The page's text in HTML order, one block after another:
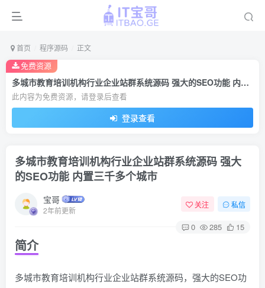
首页 程序源码 正文
多城市教育培训机构行业企业站群系统源码 强大的SEO功能 内置三千多个城市
此内容为免费资源，请登录后查看
登录查看
免费资源
多城市教育培训机构行业企业站群系统源码 强大
的SEO功能 内置三千多个城市
宝哥
2年前更新
关注 私信
0 285 15
简介
多城市教育培训机构行业企业站群系统源码，强大的SEO功